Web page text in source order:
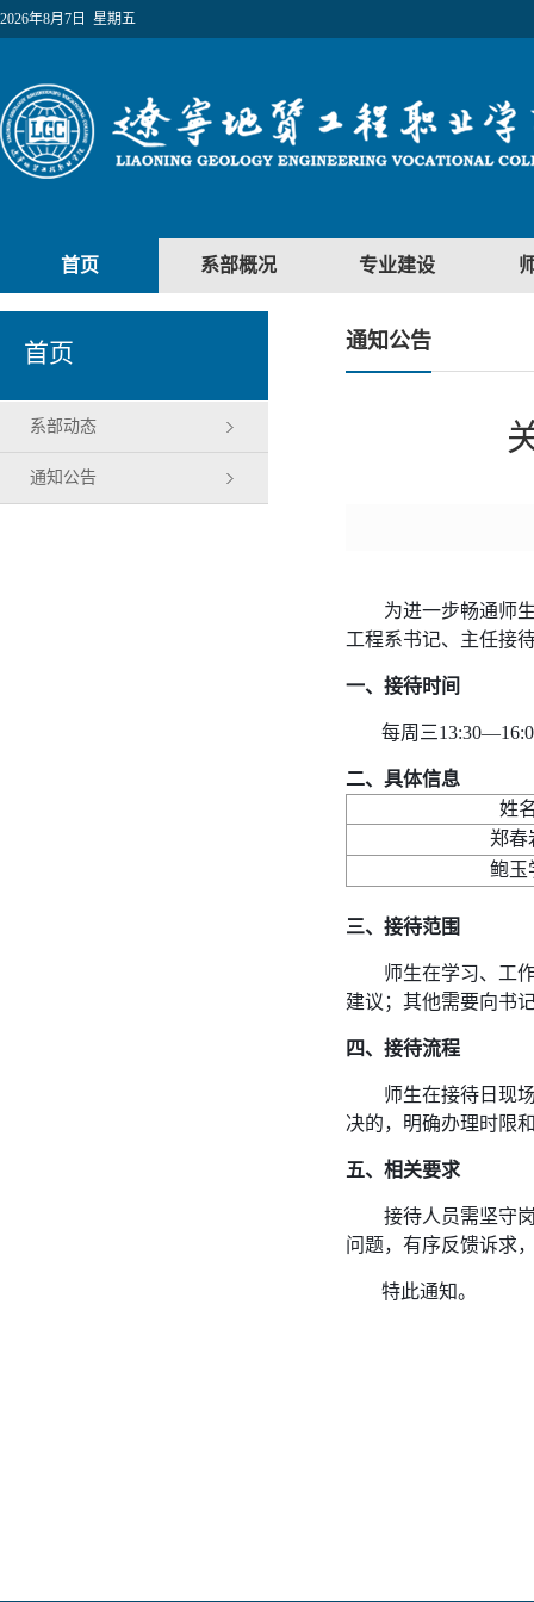
2026年8月7日 星期五
首页 系部概况 专业建设
首页
系部动态
通知公告
通知公告
为进一步畅通师
工程系书记、主任接
一、接待时间
每周三
二、 具体信息
姓
郑春
鲍玉
三、接待范围
师生在学习、工
建议；其他需要向书
四、接待流程
师生在接待日现
决的，明确办理时限
五、相关要求
接待人员需坚守
问题，有序反馈诉求
特此通知。